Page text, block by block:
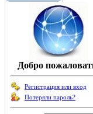
Добро
Регистрация или вход
Потеряли пароль?